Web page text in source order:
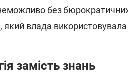
без
який влада
замість знань